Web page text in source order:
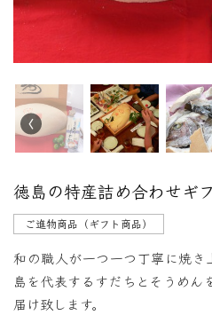
徳島の特産詰め合わせギ
ご進物商品（ギフト商品）
和の職人が一つ一つ丁寧に焼
島を代表するすだちとそうめん
届け致します。